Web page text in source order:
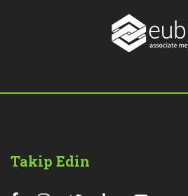
Takip Edin